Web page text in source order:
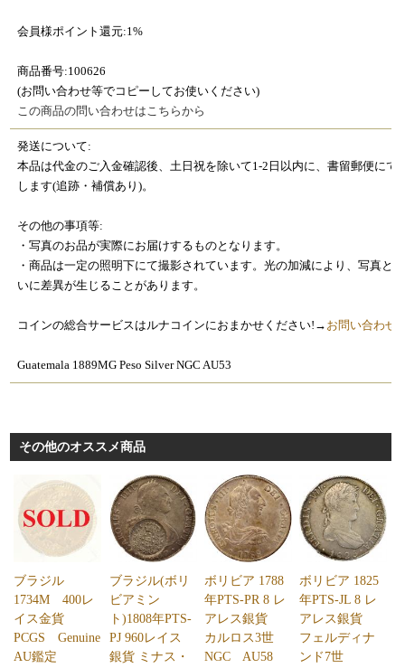
会員様ポイント還元:1%
商品番号:100626
(お問い合わせ等でコピーしてお使いください)
この商品の問い合わせはこちらから
発送について:
本品は代金のご入金確認後、土日祝を除いて1-2日以内に、書留郵便にて
します(追跡・補償あり)。
その他の事項等:
・写真のお品が実際にお届けするものとなります。
・商品は一定の照明下にて撮影されています。光の加減により、写真と
いに差異が生じることがあります。
コインの総合サービスはルナコインにおまかせください!→ お問い合わせ
Guatemala 1889MG Peso Silver NGC AU53
その他のオススメ商品
ブラジル
1734M 400レ
イス金貨
PCGS Genuine
AU鑑定
ブラジル(ボリ
ビアミン
ト)1808年PTS-
PJ 960レイス
銀貨 ミナス・
ボリビア 1788
年PTS-PR 8 レ
アレス銀貨
カルロス3世
NGC AU58
ボリビア 1825
年PTS-JL 8 レ
アレス銀貨
フェルディナ
ンド7世